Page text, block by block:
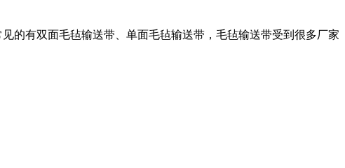
的有双面毛毡输送带、单面毛毡输送带，毛毡输送带受到很多厂家